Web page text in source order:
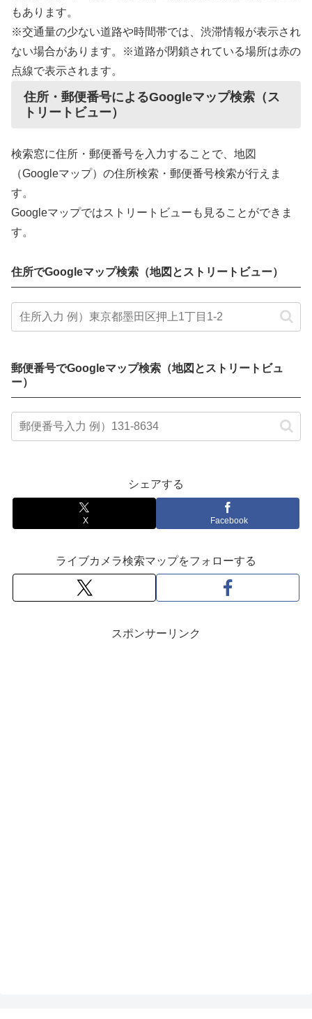
もあります。
※交通量の少ない道路や時間帯では、渋滞情報が表示され
ない場合があります。※道路が閉鎖されている場所は赤の
点線で表示されます。
住所・郵便番号によるGoogleマップ検索（ス
トリートビュー）
検索窓に住所・郵便番号を入力することで、地図
（Googleマップ）の住所検索・郵便番号検索が行えま
す。
Googleマップではストリートビューも見ることができま
す。
住所でGoogleマップ検索（地図とストリートビュー）
郵便番号でGoogleマップ検索（地図とストリートビュ
ー）
シェアする
X Facebook
ライブカメラ検索マップをフォローする
スポンサーリンク